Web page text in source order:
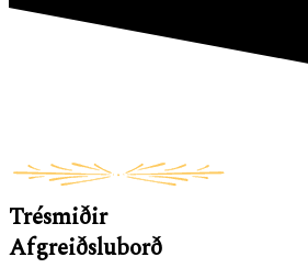
Trésmiðir
Afgreiðsluborð